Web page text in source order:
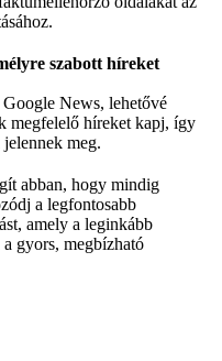
szabott híreket
News, lehetővé
megfelelő híreket kapj, így
meg.
abban, hogy mindig
a legfontosabb
amely a leginkább
gyors, megbízható